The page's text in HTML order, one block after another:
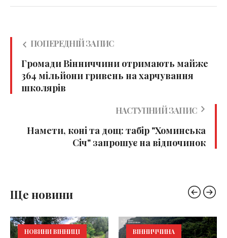
ПОПЕРЕДНІЙ ЗАПИС
Громади Вінниччини отримають майже
364 мільйони гривень на харчування
школярів
НАСТУПНИЙ ЗАПИС
Намети, коні та дощ: табір "Хоминська
Січ" запрошує на відпочинок
Ще новини
НОВИНИ ВІННИЦІ ВІННИЧЧИНА